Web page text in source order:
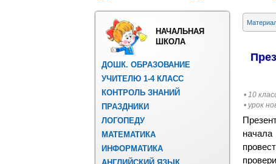
НАЧАЛЬНАЯ
ШКОЛА
ДОШК. ОБРАЗОВАНИЕ
УЧИТЕЛЮ 1-4 КЛАСС
КОНТРОЛЬ ЗНАНИЙ
ПРАЗДНИКИ
ЛОГОПЕДУ
МАТЕМАТИКА
ИНФОРМАТИКА
• 10
• урок